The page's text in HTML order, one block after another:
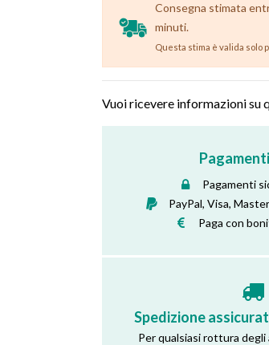
Consegna stimata
minuti.
Questa stima è valida solo
Vuoi ricevere informazioni su
Pagamenti
PayPal, Visa,
Paga con
Spedizione
Per qualsiasi rottura degli